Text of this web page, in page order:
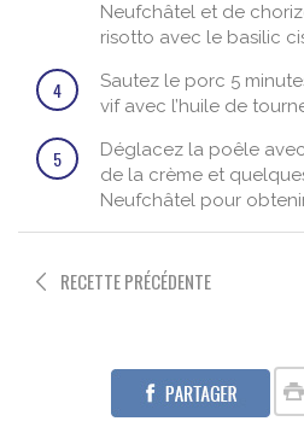
Neufchâtel et de
risotto avec le basilic
4
Sautez le porc 5
vif avec l’huile de
5
Déglacez la poêle
de la crème et
Neufchâtel pour
RECETTE PRÉCÉDENTE